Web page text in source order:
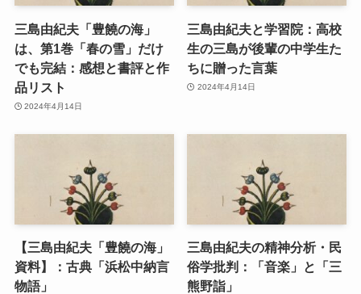
三島由紀夫「豊饒の海」
は、第1巻「春の雪」だけ
でも完結：感想と書評と作
品リスト
2024年4月14日
三島由紀夫と学習院：高校
生の三島が後輩の中学生た
ちに贈った言葉
2024年4月14日
【三島由紀夫「豊饒の海」
資料】：古典「浜松中納言
物語」
三島由紀夫の精神分析・民
俗学批判：「音楽」と「三
熊野詣」